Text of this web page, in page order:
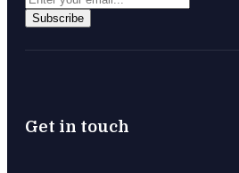
Subscribe
Get in touch